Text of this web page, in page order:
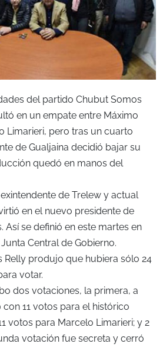
del partido Chubut Somos
en un empate entre Máximo
Limarieri, pero tras un cuarto
de Gualjaina decidió bajar su
quedó en manos del
de Trelew y actual
en el nuevo presidente de
Así se definió en este martes en
Central de Gobierno.
Relly produjo que hubiera sólo 24
votar.
dos votaciones, la primera, a
11 votos para el histórico
votos para Marcelo Limarieri; y 2
votación fue secreta y cerró